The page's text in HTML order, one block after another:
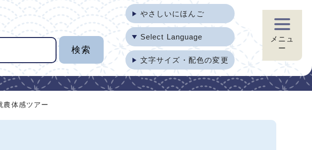
やさしいにほんご
Select Language
文字サイズ・配色の変更
メニュ
ー
農体感ツアー